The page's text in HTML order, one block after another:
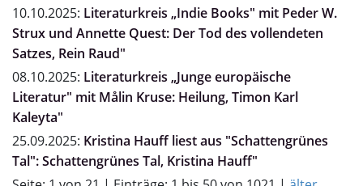
10.10.2025: Literaturkreis „Indie Books" mit Peder W.
Strux und Annette Quest: Der Tod des vollendeten
Satzes, Rein Raud"
08.10.2025: Literaturkreis „Junge europäische
Literatur" mit Målin Kruse: Heilung, Timon Karl
Kaleyta"
25.09.2025: Kristina Hauff liest aus "Schattengrünes
Tal": Schattengrünes Tal, Kristina Hauff"